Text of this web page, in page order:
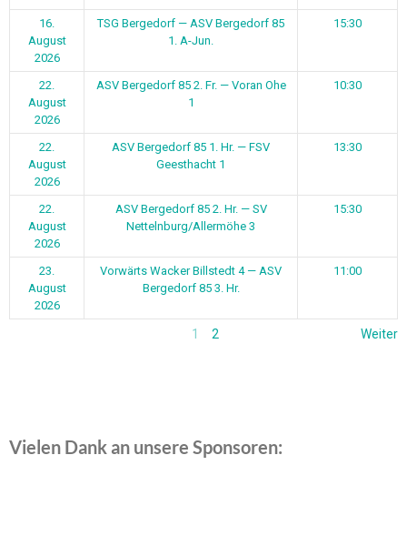
16.
August
2026
TSG Bergedorf — ASV Bergedorf 85
1. A-Jun.
15:30
22.
August
2026
ASV Bergedorf 85 2. Fr. — Voran Ohe
1
10:30
22.
August
2026
ASV Bergedorf 85 1. Hr. — FSV
Geesthacht 1
13:30
22.
August
2026
ASV Bergedorf 85 2. Hr. — SV
Nettelnburg/Allermöhe 3
15:30
23.
August
2026
Vorwärts Wacker Billstedt 4 — ASV
Bergedorf 85 3. Hr.
11:00
1 2 Weiter
Vielen Dank an unsere Sponsoren: